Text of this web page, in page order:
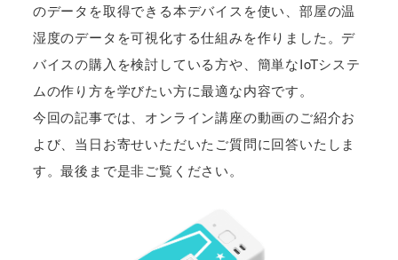
のデータを取得できる本デバイスを使い、部屋の温
湿度のデータを可視化する仕組みを作りました。デ
バイスの購入を検討している方や、簡単なIoTシステ
ムの作り方を学びたい方に最適な内容です。
今回の記事では、オンライン講座の動画のご紹介お
よび、当日お寄せいただいたご質問に回答いたしま
す。最後まで是非ご覧ください。